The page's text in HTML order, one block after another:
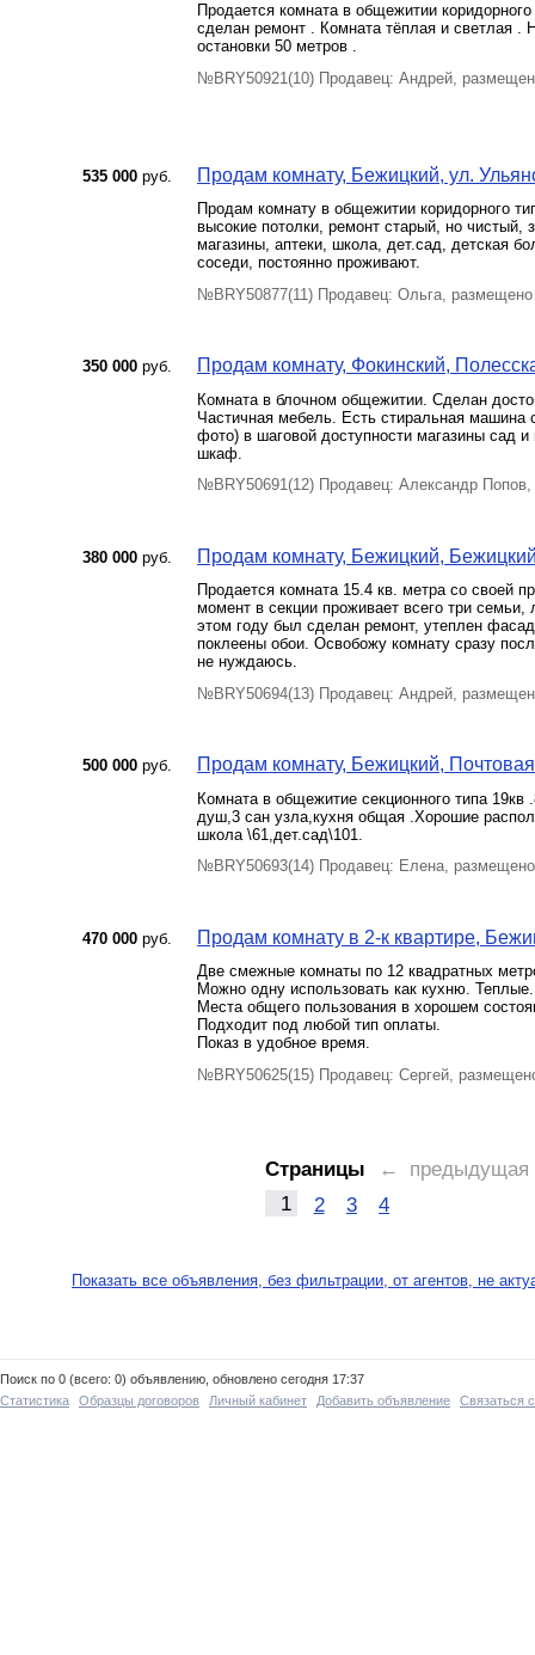
Продается комната в общежитии
сделан ремонт . Комната тёплая и светлая .
остановки 50 метров .
№BRY50921(10) Продавец: Андрей,
535 000 руб. Продам комнату, Бежицкий, ул.
Продам комнату в общежитии коридорного
высокие потолки, ремонт старый, но чистый,
магазины, аптеки, школа, дет.сад, детская
соседи, постоянно проживают.
№BRY50877(11) Продавец: Ольга,
350 000 руб. Продам комнату, Фокинский,
Комната в блочном общежитии. Сделан
Частичная мебель. Есть стиральная машина
фото) в шаговой доступности магазины сад
шкаф.
№BRY50691(12) Продавец: Александр
380 000 руб. Продам комнату, Бежицкий,
Продается комната 15.4 кв. метра со своей
момент в секции проживает всего три
этом году был сделан ремонт, утеплен
поклеены обои. Освобожу комнату сразу
не нуждаюсь.
№BRY50694(13) Продавец: Андрей,
500 000 руб. Продам комнату, Бежицкий,
Комната в общежитие секционного типа
душ,3 сан узла,кухня общая .Хорошие
школа \61,дет.сад\101.
№BRY50693(14) Продавец: Елена,
470 000 руб. Продам комнату в 2-к квартире,
Две смежные комнаты по 12 квадратных
Можно одну использовать как кухню. Теплые.
Места общего пользования в хорошем
Подходит под любой тип оплаты.
Показ в удобное время.
№BRY50625(15) Продавец: Сергей,
Страницы
← предыдущая
1
2 3 4
Показать все объявления, без фильтрации, от агентов, не
Поиск по 0 (всего: 0) объявлению, обновлено сегодня 17:37
Статистика
Образцы договоров Личный кабинет Добавить объявление Связаться